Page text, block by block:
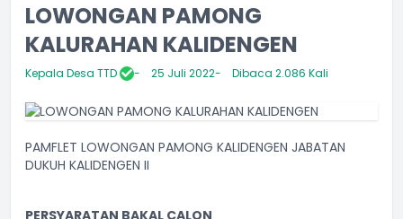
LOWONGAN PAMONG
KALURAHAN KALIDENGEN
Kepala Desa TTD 25 Juli 2022 Dibaca 2.086 Kali
PAMFLET LOWONGAN PAMONG KALIDENGEN JABATAN
DUKUH KALIDENGEN II
PERSYARATAN BAKAL CALON